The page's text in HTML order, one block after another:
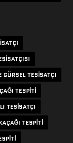
GÜRSEL TESISATÇI
TESPITI
TESISATÇI
TESPITI